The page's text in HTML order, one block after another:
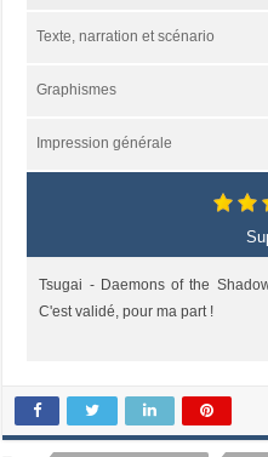
Texte, narration et scénario
Graphismes
Impression générale
Tsugai - Daemons of the
C'est validé, pour ma part !